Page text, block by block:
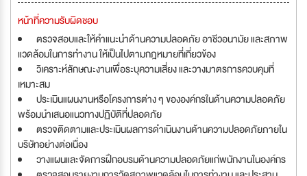
หน้าที่ความรับผิดชอบ
ตรวจสอบและให้คำแนะนำด้านความปลอดภัย อาชีวอนามัย และสภาพ
แวดล้อมในการทำงาน ให้เป็นไปตามกฎหมายที่เกี่ยวข้อง
วิเคราะห์ลักษณะงานเพื่อระบุความเสี่ยง และวางมาตรการควบคุมที่
เหมาะสม
ประเมินแผนงานหรือโครงการต่าง ๆ ขององค์กรในด้านความปลอดภัย
พร้อมนำเสนอแนวทางปฏิบัติที่ปลอดภัย
ตรวจติดตามและประเมินผลการดำเนินงานด้านความปลอดภัยภายใน
บริษัทอย่างต่อเนื่อง
วางแผนและจัดการฝึกอบรมด้านความปลอดภัยแก่พนักงานในองค์กร